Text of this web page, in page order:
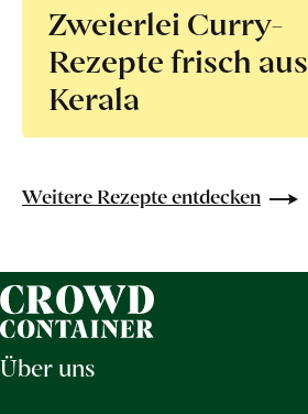
Zweierlei Curry-
Rezepte frisch aus
Kerala
Weitere Rezepte entdecken
Über uns